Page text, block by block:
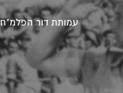
עמותת דור הפלמ"ח